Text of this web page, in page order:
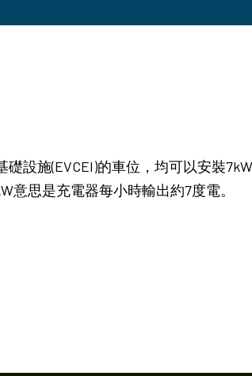
設施(EVCEI)的車位，均可以安裝
意思是充電器每小時輸出約7度電。